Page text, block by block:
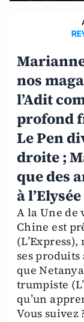
nos
l’Adit
profond
Le Pen
droite ;
que des
à
A la Une de
Chine est
ses
que
trumpiste
qu’un
Vous suivez